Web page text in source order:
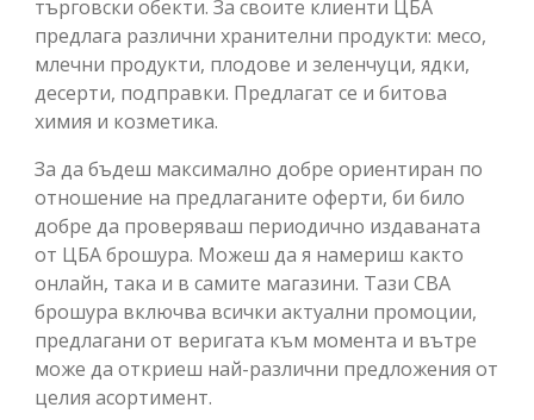
търговски обекти. За своите клиенти ЦБА
предлага различни хранителни продукти: месо,
млечни продукти, плодове и зеленчуци, ядки,
десерти, подправки. Предлагат се и битова
химия и козметика.
За да бъдеш максимално добре ориентиран по
отношение на предлаганите оферти, би било
добре да проверяваш периодично издаваната
от ЦБА брошура. Можеш да я намериш както
онлайн, така и в самите магазини. Тази СВА
брошура включва всички актуални промоции,
предлагани от веригата към момента и вътре
може да откриеш най-различни предложения от
целия асортимент.